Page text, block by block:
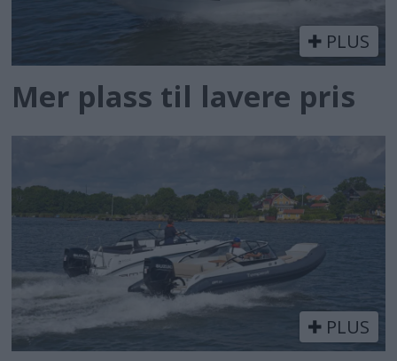
PLUS
Mer plass til lavere pris
PLUS